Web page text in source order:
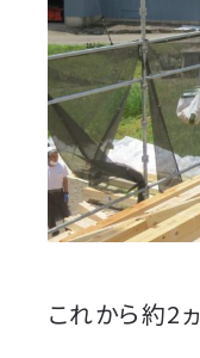
これから約2